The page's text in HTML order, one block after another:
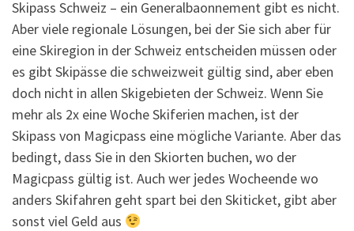
Skipass Schweiz – ein Generalbaonnement gibt es nicht.
Aber viele regionale Lösungen, bei der Sie sich aber für
eine Skiregion in der Schweiz entscheiden müssen oder
es gibt Skipässe die schweizweit gültig sind, aber eben
doch nicht in allen Skigebieten der Schweiz. Wenn Sie
mehr als 2x eine Woche Skiferien machen, ist der
Skipass von Magicpass eine mögliche Variante. Aber das
bedingt, dass Sie in den Skiorten buchen, wo der
Magicpass gültig ist. Auch wer jedes Wocheende wo
anders Skifahren geht spart bei den Skiticket, gibt aber
sonst viel Geld aus